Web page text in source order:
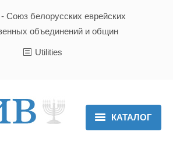
Союз белорусских еврейских
объединений и общин
Utilities
КАТАЛОГ